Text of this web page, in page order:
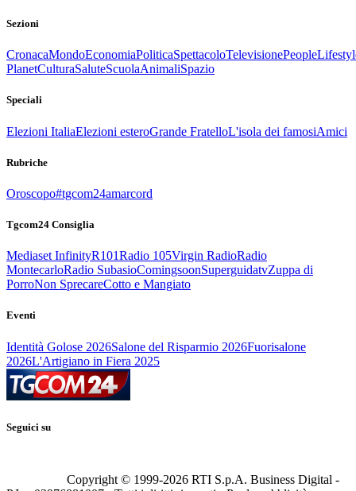
Sezioni
CronacaMondoEconomiaPoliticaSpettacoloTelevisionePeople
PlanetCulturaSaluteScuolaAnimaliSpazio
Speciali
Elezioni ItaliaElezioni esteroGrande FratelloL'isola dei famosiAmici
Rubriche
Oroscopo#tgcom24amarcord
Tgcom24 Consiglia
Mediaset InfinityR101Radio 105Virgin RadioRadio
MontecarloRadio SubasioComingsoonSuperguidatvZuppa di
PorroNon SprecareCotto e Mangiato
Eventi
Identità Golose 2026Salone del Risparmio 2026Fuorisalone
2026L'Artigiano in Fiera 2025
Seguici su
Copyright © 1999-2026 RTI S.p.A. Business Digital -